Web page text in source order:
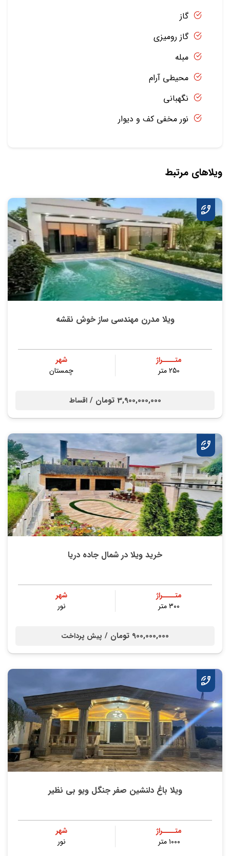
گاز
گاز رومیزی
مبله
محیطی آرام
نگهبانی
نور مخفی کف و دیوار
ویلاهای مرتبط
ویلا مدرن مهندسی ساز خوش نقشه
متــــراژ
250 متر
شهر
چمستان
3,900,000,000 تومان / اقساط
خرید ویلا در شمال جاده دریا
متــــراژ
۳۰۰ متر
شهر
نور
900,000,000 تومان / پیش پرداخت
ویلا باغ دلنشین صفر جنگل ویو بی نظیر
متــــراژ
۱۰۰۰ متر
شهر
نور